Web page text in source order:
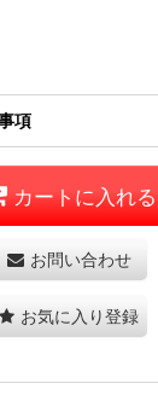
項
カートに入れる
お問い合わせ
お気に入り登録